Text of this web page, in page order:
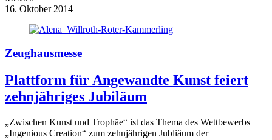
16. Oktober 2014
Zeughausmesse
Plattform für Angewandte Kunst feiert
zehnjähriges Jubiläum
„Zwischen Kunst und Trophäe“ ist das Thema des Wettbewerbs
„Ingenious Creation“ zum zehnjährigen Jubliäum der